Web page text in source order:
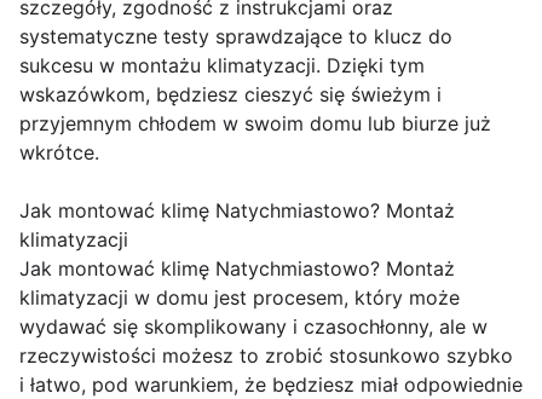
szczegóły, zgodność z instrukcjami oraz
systematyczne testy sprawdzające to klucz do
sukcesu w montażu klimatyzacji. Dzięki tym
wskazówkom, będziesz cieszyć się świeżym i
przyjemnym chłodem w swoim domu lub biurze już
wkrótce.
Jak montować klimę Natychmiastowo? Montaż
klimatyzacji
Jak montować klimę Natychmiastowo? Montaż
klimatyzacji w domu jest procesem, który może
wydawać się skomplikowany i czasochłonny, ale w
rzeczywistości możesz to zrobić stosunkowo szybko
i łatwo, pod warunkiem, że będziesz miał odpowiednie